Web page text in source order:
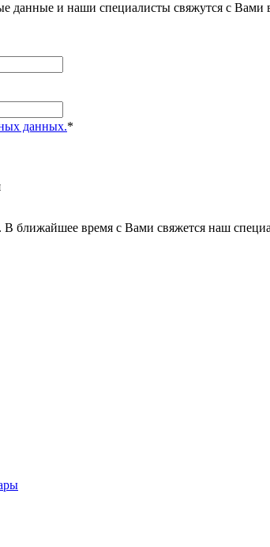
данные и наши специалисты свяжутся с
данных.*
ближайшее время с Вами свяжется наш